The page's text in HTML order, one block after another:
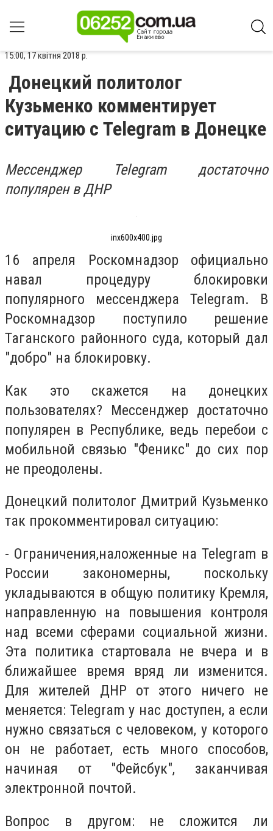
15:00, 17 квітня 2018 р.
Донецкий политолог
Кузьменко комментирует
ситуацию с Telegram в Донецке
Мессенджер Telegram достаточно
популярен в ДНР
inx600x400.jpg
16 апреля Роскомнадзор официально
навал процедуру блокировки
популярного мессенджера Telegram. В
Роскомнадзор поступило решение
Таганского районного суда, который дал
"добро" на блокировку.
Как это скажется на донецких
пользователях? Мессенджер достаточно
популярен в Республике, ведь перебои с
мобильной связью "Феникс" до сих пор
не преодолены.
Донецкий политолог Дмитрий Кузьменко
так прокомментировал ситуацию:
- Ограничения,наложенные на Telegram в
России закономерны, поскольку
укладываются в общую политику Кремля,
направленную на повышения контроля
над всеми сферами социальной жизни.
Эта политика стартовала не вчера и в
ближайшее время вряд ли изменится.
Для жителей ДНР от этого ничего не
меняется: Telegram у нас доступен, а если
нужно связаться с человеком, у которого
он не работает, есть много способов,
начиная от "Фейсбук", заканчивая
электронной почтой.
Вопрос в другом: не сложится ли